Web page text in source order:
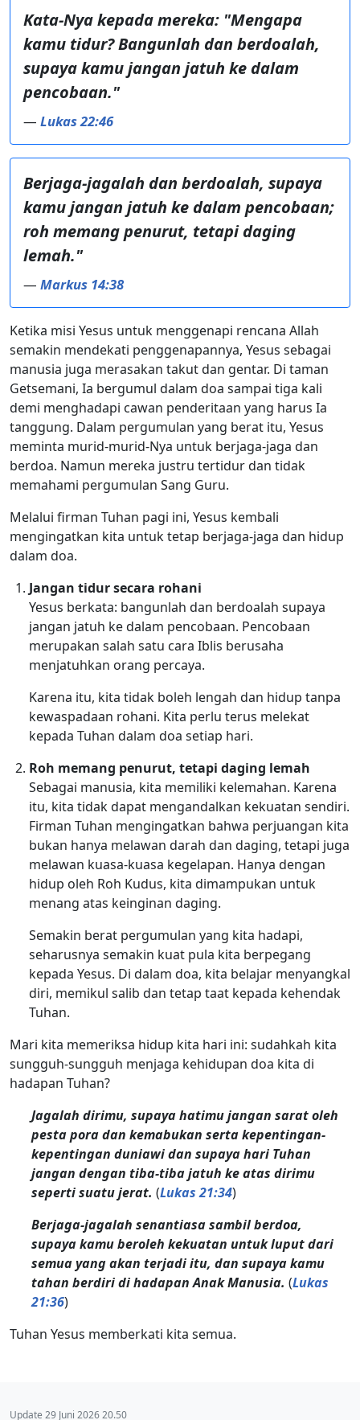
Kata-Nya kepada mereka: "Mengapa
kamu tidur? Bangunlah dan berdoalah,
supaya kamu jangan jatuh ke dalam
pencobaan."
— Lukas 22:46
Berjaga-jagalah dan berdoalah, supaya
kamu jangan jatuh ke dalam pencobaan;
roh memang penurut, tetapi daging
lemah."
— Markus 14:38
Ketika misi Yesus untuk menggenapi rencana Allah
semakin mendekati penggenapannya, Yesus sebagai
manusia juga merasakan takut dan gentar. Di taman
Getsemani, Ia bergumul dalam doa sampai tiga kali
demi menghadapi cawan penderitaan yang harus Ia
tanggung. Dalam pergumulan yang berat itu, Yesus
meminta murid-murid-Nya untuk berjaga-jaga dan
berdoa. Namun mereka justru tertidur dan tidak
memahami pergumulan Sang Guru.
Melalui firman Tuhan pagi ini, Yesus kembali
mengingatkan kita untuk tetap berjaga-jaga dan hidup
dalam doa.
Jangan tidur secara rohani
Yesus berkata: bangunlah dan berdoalah supaya
jangan jatuh ke dalam pencobaan. Pencobaan
merupakan salah satu cara Iblis berusaha
menjatuhkan orang percaya.
Karena itu, kita tidak boleh lengah dan hidup tanpa
kewaspadaan rohani. Kita perlu terus melekat
kepada Tuhan dalam doa setiap hari.
Roh memang penurut, tetapi daging lemah
Sebagai manusia, kita memiliki kelemahan. Karena
itu, kita tidak dapat mengandalkan kekuatan sendiri.
Firman Tuhan mengingatkan bahwa perjuangan kita
bukan hanya melawan darah dan daging, tetapi juga
melawan kuasa-kuasa kegelapan. Hanya dengan
hidup oleh Roh Kudus, kita dimampukan untuk
menang atas keinginan daging.
Semakin berat pergumulan yang kita hadapi,
seharusnya semakin kuat pula kita berpegang
kepada Yesus. Di dalam doa, kita belajar menyangkal
diri, memikul salib dan tetap taat kepada kehendak
Tuhan.
Mari kita memeriksa hidup kita hari ini: sudahkah kita
sungguh-sungguh menjaga kehidupan doa kita di
hadapan Tuhan?
Jagalah dirimu, supaya hatimu jangan sarat oleh
pesta pora dan kemabukan serta kepentingan-
kepentingan duniawi dan supaya hari Tuhan
jangan dengan tiba-tiba jatuh ke atas dirimu
seperti suatu jerat. (Lukas 21:34)
Berjaga-jagalah senantiasa sambil berdoa,
supaya kamu beroleh kekuatan untuk luput dari
semua yang akan terjadi itu, dan supaya kamu
tahan berdiri di hadapan Anak Manusia. (Lukas
21:36)
Tuhan Yesus memberkati kita semua.
Update 29 Juni 2026 20.50